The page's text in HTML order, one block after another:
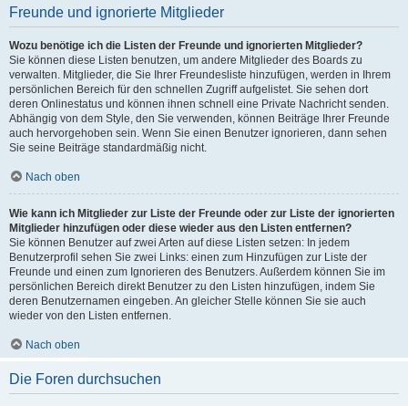
Freunde und ignorierte Mitglieder
Wozu benötige ich die Listen der Freunde und ignorierten Mitglieder?
Sie können diese Listen benutzen, um andere Mitglieder des Boards zu
verwalten. Mitglieder, die Sie Ihrer Freundesliste hinzufügen, werden in Ihrem
persönlichen Bereich für den schnellen Zugriff aufgelistet. Sie sehen dort
deren Onlinestatus und können ihnen schnell eine Private Nachricht senden.
Abhängig von dem Style, den Sie verwenden, können Beiträge Ihrer Freunde
auch hervorgehoben sein. Wenn Sie einen Benutzer ignorieren, dann sehen
Sie seine Beiträge standardmäßig nicht.
Nach oben
Wie kann ich Mitglieder zur Liste der Freunde oder zur Liste der ignorierten
Mitglieder hinzufügen oder diese wieder aus den Listen entfernen?
Sie können Benutzer auf zwei Arten auf diese Listen setzen: In jedem
Benutzerprofil sehen Sie zwei Links: einen zum Hinzufügen zur Liste der
Freunde und einen zum Ignorieren des Benutzers. Außerdem können Sie im
persönlichen Bereich direkt Benutzer zu den Listen hinzufügen, indem Sie
deren Benutzernamen eingeben. An gleicher Stelle können Sie sie auch
wieder von den Listen entfernen.
Nach oben
Die Foren durchsuchen